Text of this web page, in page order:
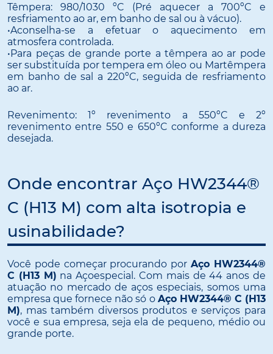
Têmpera: 980/1030 ºC (Pré aquecer a 700ºC e
resfriamento ao ar, em banho de sal ou à vácuo).
•Aconselha-se a efetuar o aquecimento em
atmosfera controlada.
•Para peças de grande porte a têmpera ao ar pode
ser substituída por tempera em óleo ou Martêmpera
em banho de sal a 220ºC, seguida de resfriamento
ao ar.
Revenimento: 1º revenimento a 550ºC e 2º
revenimento entre 550 e 650ºC conforme a dureza
desejada.
Onde encontrar Aço HW2344®
C (H13 M) com alta isotropia e
usinabilidade?
Você pode começar procurando porAço HW2344®
C (H13 M) na Açoespecial. Com mais de 44 anos de
atuação no mercado de aços especiais, somos uma
empresa que fornece não só o Aço HW2344® C (H13
M), mas também diversos produtos e serviços para
você e sua empresa, seja ela de pequeno, médio ou
grande porte.